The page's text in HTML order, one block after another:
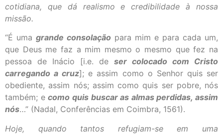
cotidiana, que dá realismo e credibilidade à nossa
missão.
“É uma grande consolação para mim e para cada um,
que Deus me faz a mim mesmo o mesmo que fez na
pessoa de Inácio [i.e. de ser colocado com Cristo
carregando a cruz]; e assim como o Senhor quis ser
obediente, assim nós; assim como quis ser pobre, nós
também; ecomo quis buscar as almas perdidas, assim
nós…” (Nadal, Conferências em Coimbra, 1561).
Hoje, quando tantos refugiam-se em uma